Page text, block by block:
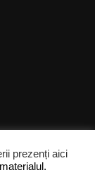
prezenți aici